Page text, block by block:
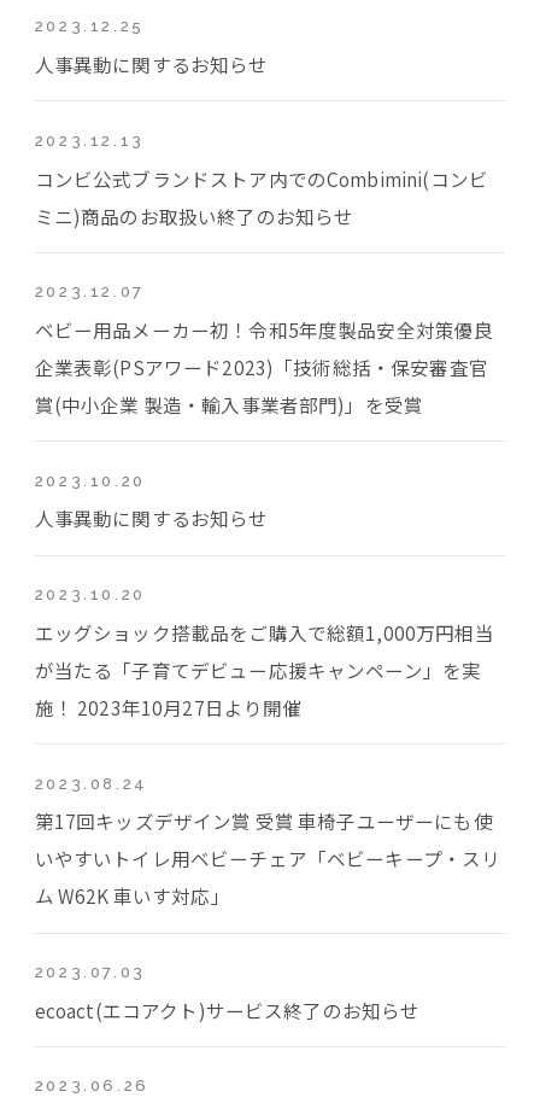
2023.12.25
人事異動に関するお知らせ
2023.12.13
コンビ公式ブランドストア内でのCombimini(コンビ
ミニ)商品のお取扱い終了のお知らせ
2023.12.07
ベビー用品メーカー初！令和5年度製品安全対策優良
企業表彰(PSアワード2023)「技術総括・保安審査官
賞(中小企業 製造・輸入事業者部門)」を受賞
2023.10.20
人事異動に関するお知らせ
2023.10.20
エッグショック搭載品をご購入で総額1,000万円相当
が当たる「子育てデビュー応援キャンペーン」を実
施！ 2023年10月27日より開催
2023.08.24
第17回キッズデザイン賞 受賞 車椅子ユーザーにも使
いやすいトイレ用ベビーチェア「ベビーキープ・スリ
ム W62K 車いす対応」
2023.07.03
ecoact(エコアクト)サービス終了のお知らせ
2023.06.26